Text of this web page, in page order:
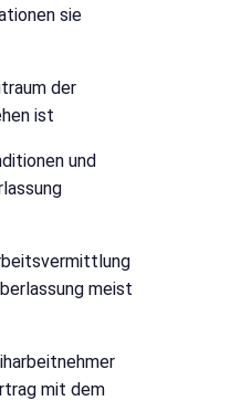
sie
der
ist
und
meist
mit dem